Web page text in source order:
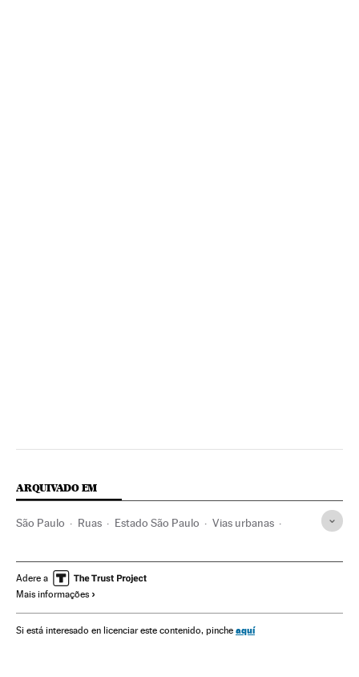
ARQUIVADO EM
São Paulo Ruas Estado São Paulo Vias urbanas
Espaços naturais Prefeituras
Desenvolvimento sustentável
América Latina Governo municipal América
Adere a
Mais informações
Si está interesado en licenciar este contenido, pinche aquí